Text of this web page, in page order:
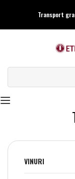
Transport
VINURI